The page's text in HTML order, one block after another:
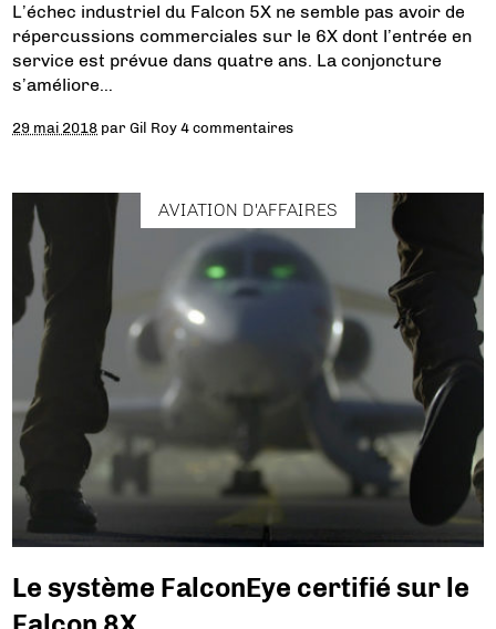
L’échec industriel du Falcon 5X ne semble pas avoir de
répercussions commerciales sur le 6X dont l’entrée en
service est prévue dans quatre ans. La conjoncture
s’améliore…
29 mai 2018 parGil Roy 4 commentaires
AVIATION D'AFFAIRES
Le système FalconEye certifié sur le